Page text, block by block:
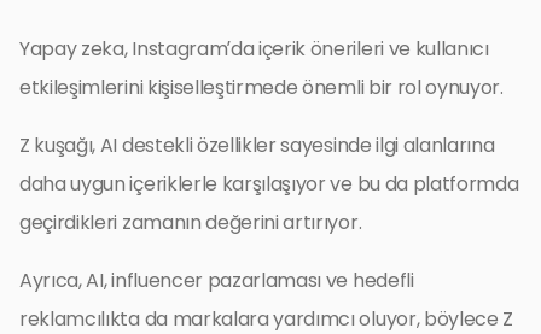
Yapay zeka, Instagram’da içerik önerileri ve kullanıcı
etkileşimlerini kişiselleştirmede önemli bir rol oynuyor.
Z kuşağı, AI destekli özellikler sayesinde ilgi alanlarına
daha uygun içeriklerle karşılaşıyor ve bu da platformda
geçirdikleri zamanın değerini artırıyor.
Ayrıca, AI, influencer pazarlaması ve hedefli
reklamcılıkta da markalara yardımcı oluyor, böylece Z